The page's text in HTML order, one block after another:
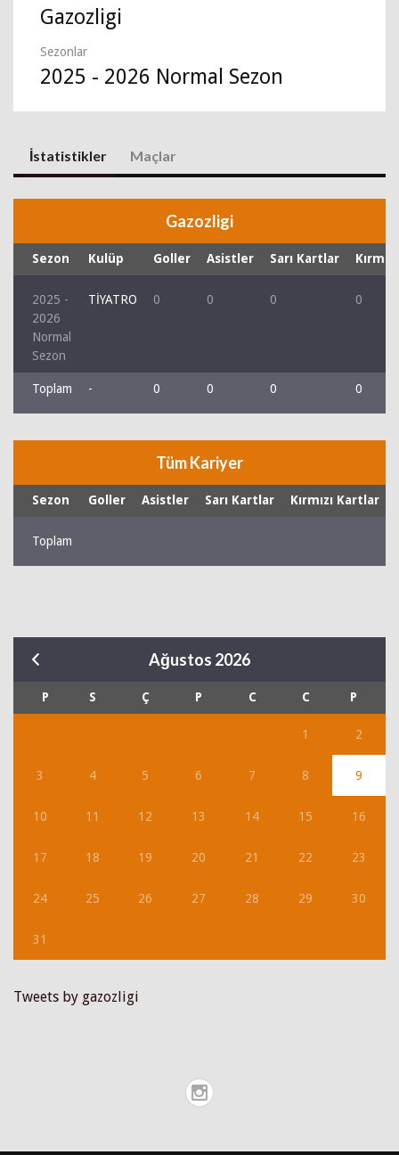
Gazozligi
Sezonlar
2025 - 2026 Normal Sezon
İstatistikler Maçlar
Gazozligi
Sezon Kulüp Goller Asistler Sarı Kartlar
2025 -
2026
Normal
Sezon
TİYATRO 0 0 0 0
Toplam - 0 0 0 0
Tüm Kariyer
Sezon Goller Asistler Sarı Kartlar Kırmızı Kartlar
Toplam
Ağustos 2026
P S Ç P C C P
1 2
3 4 5 6 7 8 9
10 11 12 13 14 15 16
17 18 19 20 21 22 23
24 25 26 27 28 29 30
31
Tweets by gazozligi